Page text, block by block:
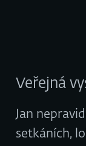
Veřejná
Jan
setkáních,